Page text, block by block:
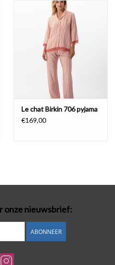
Le chat Birkin 706 pyjama
€169,00
onze nieuwsbrief:
ABONNEER